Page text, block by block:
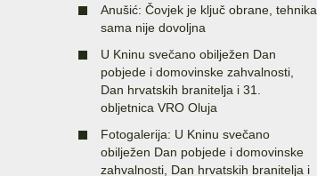
Anušić: Čovjek je ključ obrane, tehnika
sama nije dovoljna
U Kninu svečano obilježen Dan
pobjede i domovinske zahvalnosti,
Dan hrvatskih branitelja i 31.
obljetnica VRO Oluja
Fotogalerija: U Kninu svečano
obilježen Dan pobjede i domovinske
zahvalnosti, Dan hrvatskih branitelja i